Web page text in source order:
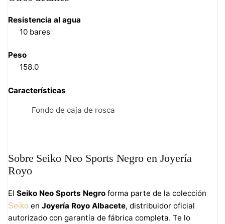
Resistencia al agua
10 bares
Peso
158.0
Características
Fondo de caja de rosca
Sobre Seiko Neo Sports Negro en Joyería
Royo
El Seiko Neo Sports Negro forma parte de la colección
Seiko en Joyería Royo Albacete, distribuidor oficial
autorizado con garantía de fábrica completa. Te lo